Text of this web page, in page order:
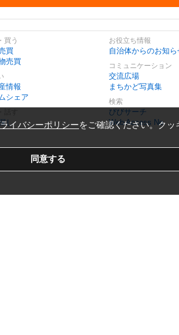
買う
買
売買
情報
シェア
し
お役立ち情報
自治体からのお知ら
コミュニケーション
交流広場
まちかど写真集
検索
びびサーチ
Web Access No.
イバシーポリシーをご確認ください。ク